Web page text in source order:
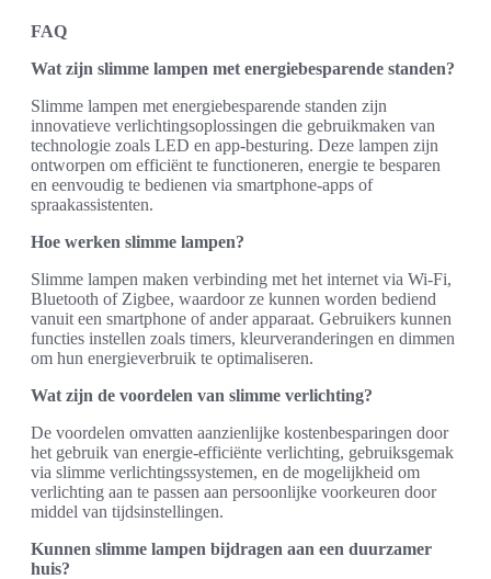
FAQ
Wat zijn slimme lampen met energiebesparende standen?
Slimme lampen met energiebesparende standen zijn
innovatieve verlichtingsoplossingen die gebruikmaken van
technologie zoals LED en app-besturing. Deze lampen zijn
ontworpen om efficiënt te functioneren, energie te besparen
en eenvoudig te bedienen via smartphone-apps of
spraakassistenten.
Hoe werken slimme lampen?
Slimme lampen maken verbinding met het internet via Wi-Fi,
Bluetooth of Zigbee, waardoor ze kunnen worden bediend
vanuit een smartphone of ander apparaat. Gebruikers kunnen
functies instellen zoals timers, kleurveranderingen en dimmen
om hun energieverbruik te optimaliseren.
Wat zijn de voordelen van slimme verlichting?
De voordelen omvatten aanzienlijke kostenbesparingen door
het gebruik van energie-efficiënte verlichting, gebruiksgemak
via slimme verlichtingssystemen, en de mogelijkheid om
verlichting aan te passen aan persoonlijke voorkeuren door
middel van tijdsinstellingen.
Kunnen slimme lampen bijdragen aan een duurzamer
huis?